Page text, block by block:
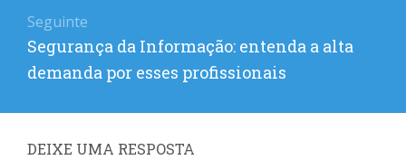
Seguinte
Próximo
post:
Segurança da Informação: entenda a alta
demanda por esses profissionais
DEIXE UMA RESPOSTA